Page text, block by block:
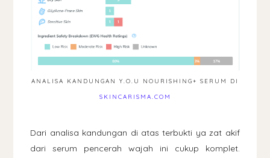
ANALISA KANDUNGAN Y.O.U NOURISHING+ SERUM DI
SKINCARISMA.COM
Dari analisa kandungan di atas terbukti ya zat akif
dari serum pencerah wajah ini cukup komplet.